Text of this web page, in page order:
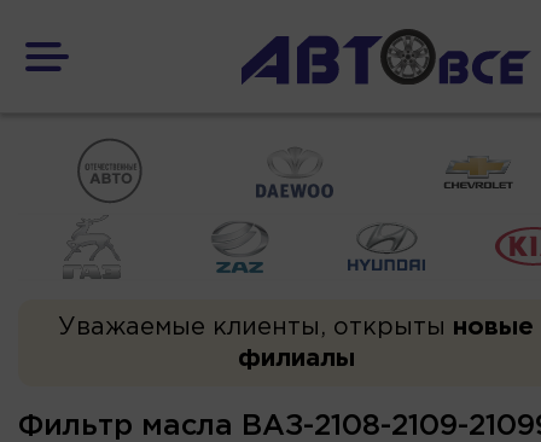
Уважаемые клиенты, открыты новые
филиалы
Фильтр масла ВАЗ-2108-2109-